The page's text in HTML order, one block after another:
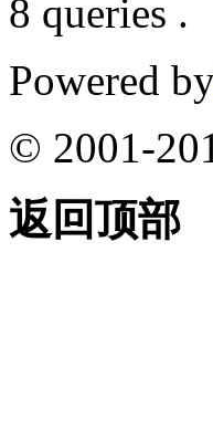
8 queries .
Powered
© 2001-
返回顶部